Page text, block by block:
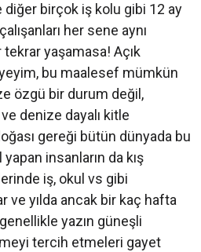
diğer birçok iş kolu gibi 12 ay
her sene aynı
yaşamasa! Açık
bu maalesef mümkün
özgü bir durum değil,
denize dayalı kitle
gereği bütün dünyada bu
insanların da kış
iş, okul vs gibi
ve yılda ancak bir kaç hafta
yazın güneşli
tercih etmeleri gayet